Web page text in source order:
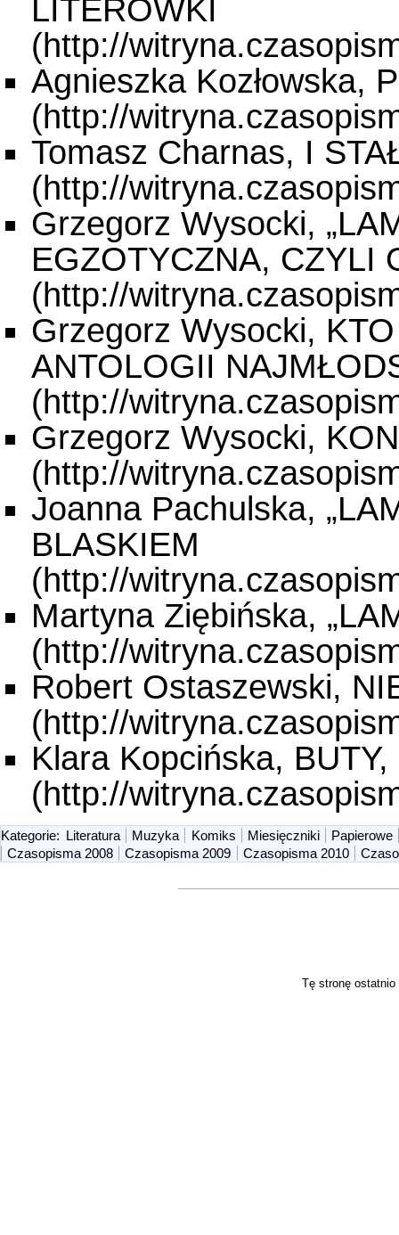
LITERÓWKI
Agnieszka Kozłowska,
Tomasz Charnas, I
Grzegorz Wysocki,
EGZOTYCZNA, CZYLI
Grzegorz Wysocki,
ANTOLOGII
Grzegorz Wysocki,
Joanna Pachulska,
BLASKIEM
Martyna Ziębińska,
Robert Ostaszewski,
Klara Kopcińska,
Kategorie: Literatura Muzyka Komiks Miesięczniki
Papierowe
Czasopisma 2008
Czasopisma 2009 Czasopisma 2010
Tę stronę ostatnio